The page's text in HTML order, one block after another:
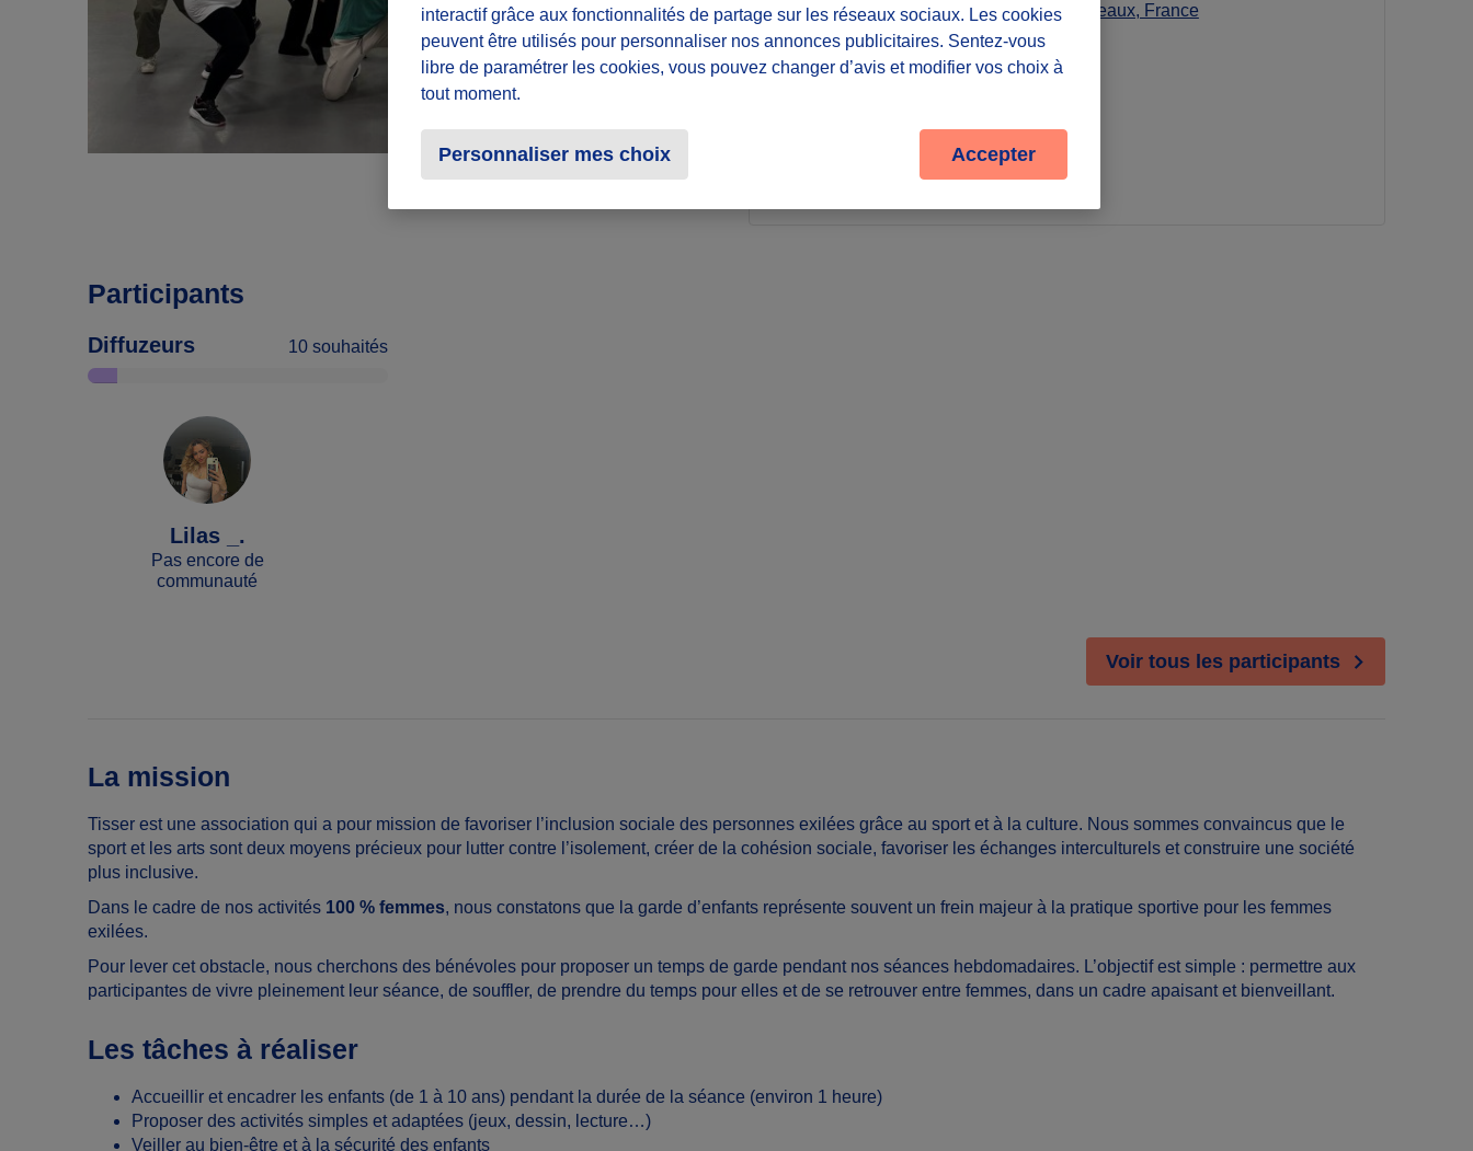
12 Rue Lagrange, 33000 Bordeaux, France
1 autre localisation disponible
Voir plus
Participants
Diffuzeurs 10 souhaités
Lilas _.
Pas encore de
communauté
Voir tous les participants
La mission
Tisser est une association qui a pour mission de favoriser l’inclusion sociale des personnes exilées grâce au sport et à la culture. Nous sommes convaincus que le
sport et les arts sont deux moyens précieux pour lutter contre l’isolement, créer de la cohésion sociale, favoriser les échanges interculturels et construire une société
plus inclusive.
Dans le cadre de nos activités 100 % femmes, nous constatons que la garde d’enfants représente souvent un frein majeur à la pratique sportive pour les femmes
exilées.
Pour lever cet obstacle, nous cherchons des bénévoles pour proposer un temps de garde pendant nos séances hebdomadaires. L’objectif est simple : permettre aux
participantes de vivre pleinement leur séance, de souffler, de prendre du temps pour elles et de se retrouver entre femmes, dans un cadre apaisant et bienveillant.
Les tâches à réaliser
Accueillir et encadrer les enfants (de 1 à 10 ans) pendant la durée de la séance (environ 1 heure)
Proposer des activités simples et adaptées (jeux, dessin, lecture…)
Veiller au bien-être et à la sécurité des enfants
interactif grâce aux fonctionnalités de partage sur les réseaux sociaux. Les cookies
peuvent être utilisés pour personnaliser nos annonces publicitaires. Sentez-vous
libre de paramétrer les cookies, vous pouvez changer d’avis et modifier vos choix à
tout moment.
Personnaliser mes choix Accepter